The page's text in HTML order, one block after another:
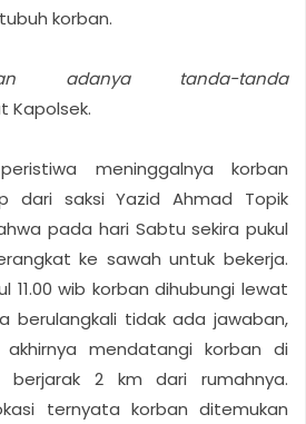
korban.
adanya tanda-tanda
Kapolsek.
meninggalnya korban
dari saksi Yazid Ahmad Topik
pada hari Sabtu sekira pukul
ke sawah untuk bekerja.
11.00 wib korban dihubungi lewat
berulangkali tidak ada jawaban,
mendatangi korban di
2 km dari rumahnya.
ternyata korban ditemukan